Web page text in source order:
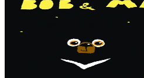
Sav-heol
Bob & Marley - An noz
Aon en deus Bob fenoz. Aon en
da chom dihun. Ha dont a raio a-
gant fent ha teneridigezh eo pal an